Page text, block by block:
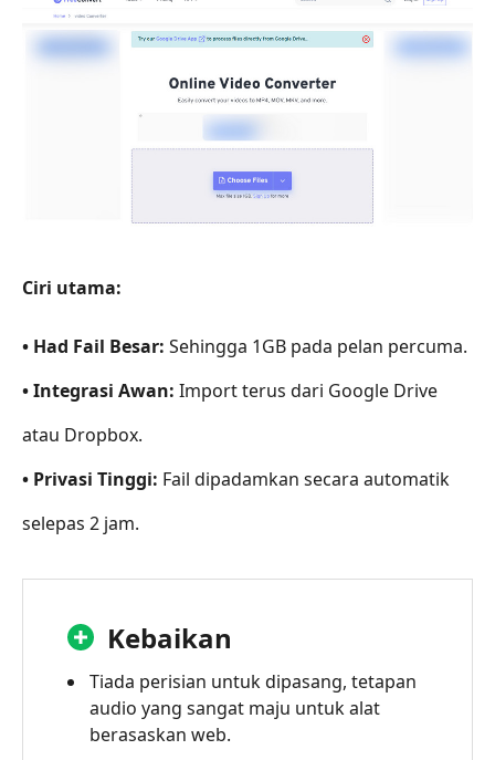
Ciri utama:
• Had Fail Besar: Sehingga 1GB pada pelan percuma.
• Integrasi Awan: Import terus dari Google Drive
atau Dropbox.
• Privasi Tinggi: Fail dipadamkan secara automatik
selepas 2 jam.
Kebaikan
Tiada perisian untuk dipasang, tetapan
audio yang sangat maju untuk alat
berasaskan web.